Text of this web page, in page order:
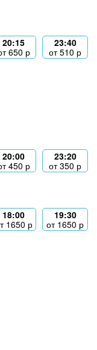
20:15
650 р
23:40
от510 р
20:00
450 р
23:20
от350 р
18:00
1650 р
19:30
от 1650 р